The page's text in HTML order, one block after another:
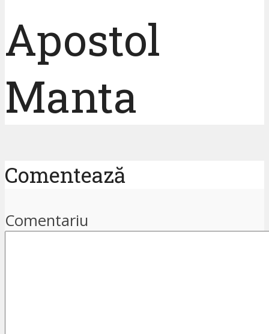
Apostol
Manta
Comentează
Comentariu